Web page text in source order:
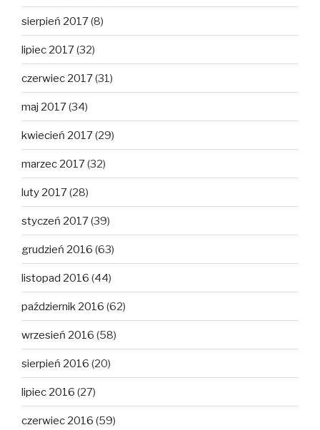
sierpień 2017(8)
lipiec 2017(32)
czerwiec 2017(31)
maj 2017(34)
kwiecień 2017(29)
marzec 2017(32)
luty 2017(28)
styczeń 2017(39)
grudzień 2016 (63)
listopad 2016 (44)
październik 2016 (62)
wrzesień 2016 (58)
sierpień 2016 (20)
lipiec 2016 (27)
czerwiec 2016 (59)